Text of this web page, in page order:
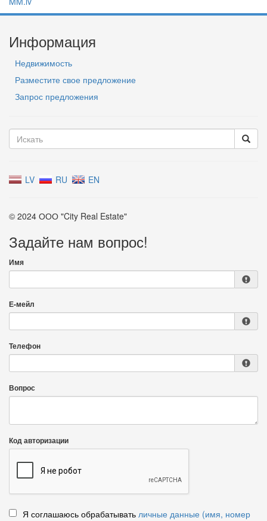
Информация
Недвижимость
Разместите свое предложение
Запрос предложения
LV RU EN
© 2024 ООО "City Real Estate"
Задайте нам вопрос!
Имя
Е-мейл
Телефон
Вопрос
Код авторизации
Я соглашаюсь обрабатывать личные данные (имя, номер